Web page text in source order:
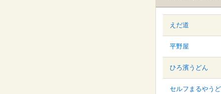
えだ道
平野屋
ひろ濱うどん
セルフまるやう